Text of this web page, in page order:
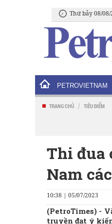
Thứ bảy 08/08/
PETROVIETNAM
TRANG CHỦ / TIÊU ĐIỂM
Thi đua
Nam
10:38 | 05/07/2023
(PetroTimes) -
truyền đạt ý